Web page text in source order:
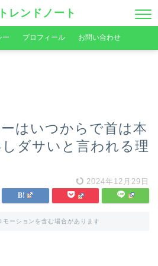
レンドノート
ー プロフィール お問い合わせ
はいつからで首は本
ダサいと言われる理
2024年12月29日
モーションを含む場合があります